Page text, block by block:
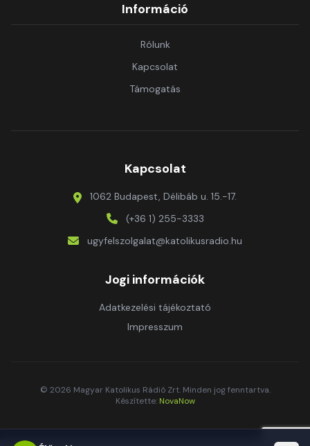
Információ
Rólunk
Kapcsolat
Támogatás
Kapcsolat
1062 Budapest, Délibáb u. 15.-17.
(+36 1) 255-3333
ugyfelszolgalat@katolikusradio.hu
Jogi információk
Adatkezelési tájékoztató
Impresszum
© 2026 Magyar Katolikus Rádió Zrt. Minden jog fenntartva.
Készítette: NovaNow